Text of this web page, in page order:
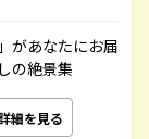
があなたにお届
の絶景集
細を見る